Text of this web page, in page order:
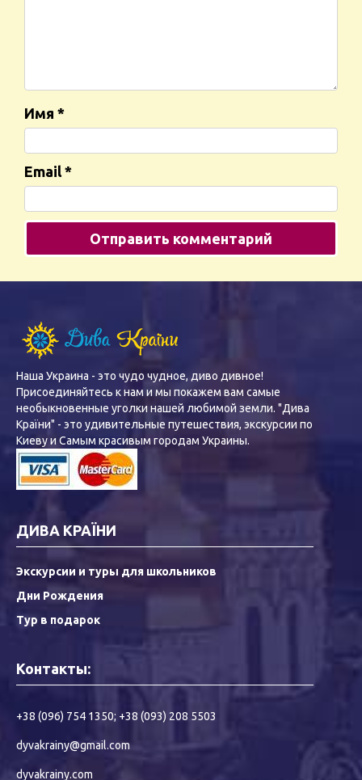
Имя *
Email *
Наша Украина - это чудо чудное, диво дивное!
Присоединяйтесь к нам и мы покажем вам самые
необыкновенные уголки нашей любимой земли. "Дива
Країни" - это удивительные путешествия, экскурсии по
Киеву и Самым красивым городам Украины.
ДИВА КРАЇНИ
Экскурсии и туры для школьников
Дни Рождения
Тур в подарок
Контакты:
+38 (096) 754 1350; +38 (093) 208 5503
dyvakrainy@gmail.com
dyvakrainy.com